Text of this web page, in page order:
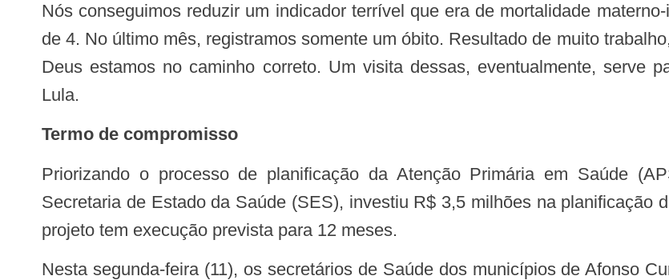
Nós conseguimos reduzir um indicador terrível que era de mortalidade
de 4. No último mês, registramos somente um óbito. Resultado de muito
Deus estamos no caminho correto. Um visita dessas, eventualmente, serve
Lula.
Termo de compromisso
Priorizando o processo de planificação da Atenção Primária em Saúde (APS), o Governo do Estado, por intermédio da
Secretaria de Estado da Saúde (SES), investiu R$ 3,5 milhões na planificação
projeto tem execução prevista para 12 meses.
Nesta segunda-feira (11), os secretários de Saúde dos municípios de Afonso Cunha, Aldeias Altas, Buriti, Caxias, Coelho Neto,